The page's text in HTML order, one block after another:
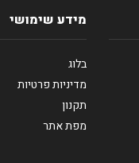
מידע שימושי
בלוג
מדיניות פרטיות
תקנון
מפת אתר